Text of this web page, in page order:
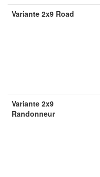
Variante 2x9 Road
Variante 2x9
Randonneur